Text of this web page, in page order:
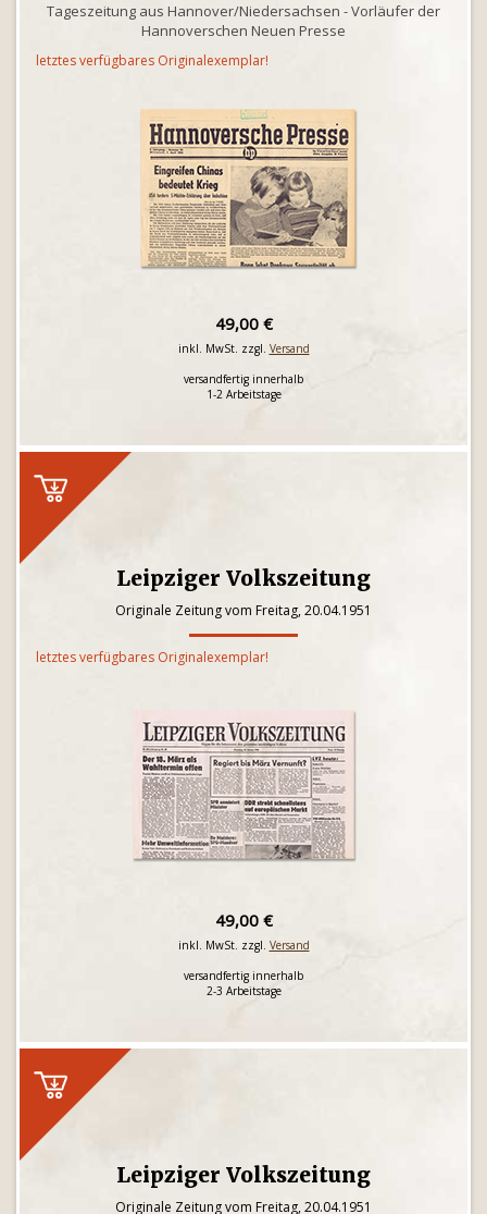
Tageszeitung aus Hannover/Niedersachsen - Vorläufer der
Hannoverschen Neuen Presse
letztes verfügbares Originalexemplar!
49,00 €
inkl. MwSt. zzgl. Versand
versandfertig innerhalb
1-2 Arbeitstage
Leipziger Volkszeitung
Originale Zeitung vom Freitag, 20.04.1951
letztes verfügbares Originalexemplar!
49,00 €
inkl. MwSt. zzgl. Versand
versandfertig innerhalb
2-3 Arbeitstage
Leipziger Volkszeitung
Originale Zeitung vom Freitag, 20.04.1951